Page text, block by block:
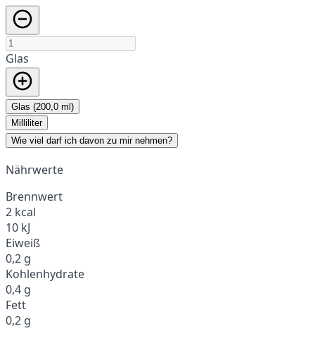
Glas
Glas (200,0 ml)
Milliliter
Wie viel darf ich davon zu mir nehmen?
Nährwerte
Brennwert
2 kcal
10 kJ
Eiweiß
0,2 g
Kohlenhydrate
0,4 g
Fett
0,2 g